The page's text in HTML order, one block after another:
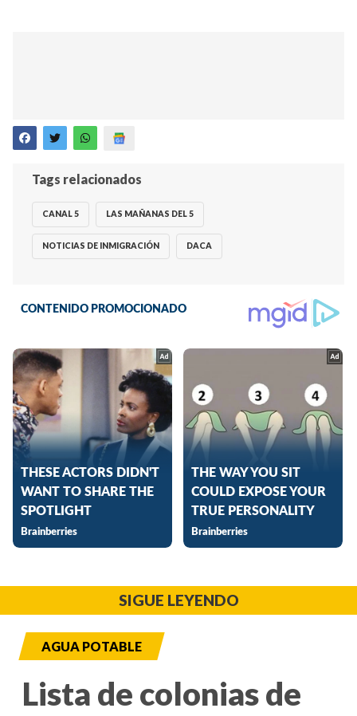
Tags relacionados
CANAL 5 LAS MAÑANAS DEL 5
NOTICIAS DE INMIGRACIÓN DACA
SIGUE LEYENDO
AGUA POTABLE
Lista de colonias de